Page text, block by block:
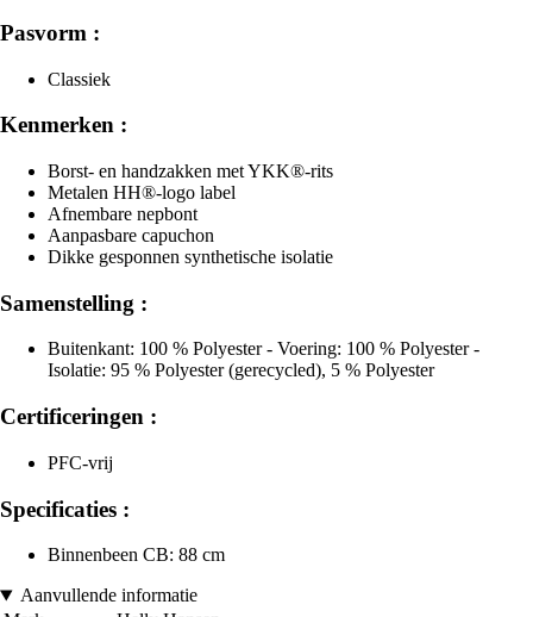
Pasvorm :
Classiek
Kenmerken :
Borst- en handzakken met YKK®-rits
Metalen HH®-logo label
Afnembare nepbont
Aanpasbare capuchon
Dikke gesponnen synthetische isolatie
Samenstelling :
Buitenkant: 100 % Polyester - Voering: 100 % Polyester -
Isolatie: 95 % Polyester (gerecycled), 5 % Polyester
Certificeringen :
PFC-vrij
Specificaties :
Binnenbeen CB: 88 cm
Aanvullende informatie